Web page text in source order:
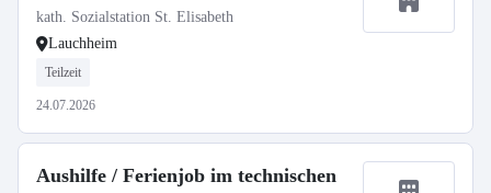
kath. Sozialstation St. Elisabeth
Lauchheim
Teilzeit
24.07.2026
Aushilfe / Ferienjob im technischen